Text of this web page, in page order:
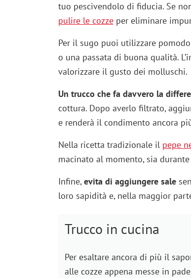
tuo pescivendolo di fiducia. Se
pulire le cozzeper eliminare
Per il sugo puoi utilizzare
o una passata di buona qualità.
valorizzare il gusto dei molluschi.
Un trucco che fa davvero la
cottura. Dopo averlo filtrato,
e renderà il condimento ancora
Nella ricetta tradizionale il pepe
macinato al momento, sia
Infine,evita di aggiungere sale
loro sapidità e, nella maggior
Trucco in cucina
Per esaltare ancora di più il
alle cozze appena messe in